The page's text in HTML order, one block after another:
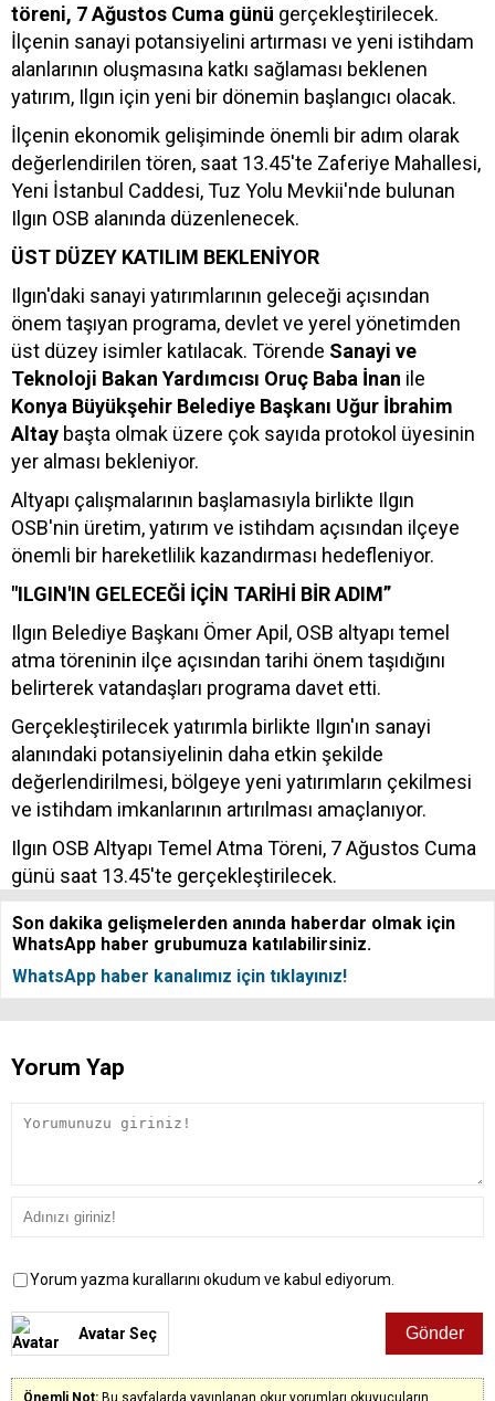
töreni, 7 Ağustos Cuma günü gerçekleştirilecek.
İlçenin sanayi potansiyelini artırması ve yeni istihdam
alanlarının oluşmasına katkı sağlaması beklenen
yatırım, Ilgın için yeni bir dönemin başlangıcı olacak.
İlçenin ekonomik gelişiminde önemli bir adım olarak
değerlendirilen tören, saat 13.45'te Zaferiye Mahallesi,
Yeni İstanbul Caddesi, Tuz Yolu Mevkii'nde bulunan
Ilgın OSB alanında düzenlenecek.
ÜST DÜZEY KATILIM BEKLENİYOR
Ilgın'daki sanayi yatırımlarının geleceği açısından
önem taşıyan programa, devlet ve yerel yönetimden
üst düzey isimler katılacak. Törende Sanayi ve
Teknoloji Bakan Yardımcısı Oruç Baba İnan ile
Konya Büyükşehir Belediye Başkanı Uğur İbrahim
Altay başta olmak üzere çok sayıda protokol üyesinin
yer alması bekleniyor.
Altyapı çalışmalarının başlamasıyla birlikte Ilgın
OSB'nin üretim, yatırım ve istihdam açısından ilçeye
önemli bir hareketlilik kazandırması hedefleniyor.
"ILGIN'IN GELECEĞİ İÇİN TARİHİ BİR ADIM”
Ilgın Belediye Başkanı Ömer Apil, OSB altyapı temel
atma töreninin ilçe açısından tarihi önem taşıdığını
belirterek vatandaşları programa davet etti.
Gerçekleştirilecek yatırımla birlikte Ilgın'ın sanayi
alanındaki potansiyelinin daha etkin şekilde
değerlendirilmesi, bölgeye yeni yatırımların çekilmesi
ve istihdam imkanlarının artırılması amaçlanıyor.
Ilgın OSB Altyapı Temel Atma Töreni, 7 Ağustos Cuma
günü saat 13.45'te gerçekleştirilecek.
Son dakika gelişmelerden anında haberdar olmak için
WhatsApp haber grubumuza katılabilirsiniz.
WhatsApp haber kanalımız için tıklayınız!
Yorum Yap
Yorum yazma kurallarını okudum ve kabul ediyorum.
Avatar Seç
Önemli Not: Bu sayfalarda yayınlanan okur yorumları okuyucuların